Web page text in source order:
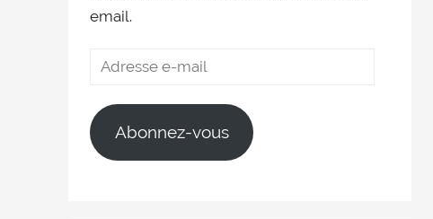
email.
Abonnez-vous